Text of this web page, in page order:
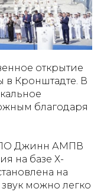
открытие
в Кронштадте. В
благодаря
ПО Джинн АМПВ
на базе Х-
на
можно легко